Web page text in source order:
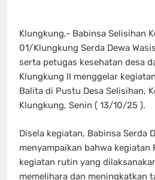
Klungkung,- Babinsa Selisihan
01/Klungkung Serda Dewa
serta petugas kesehatan desa
Klungkung II menggelar
Balita di Pustu Desa Selisihan,
Klungkung, Senin ( 13/10/25 ).
Disela kegiatan, Babinsa Serda
menyampaikan bahwa kegiatan
kegiatan rutin yang
memelihara dan meningkatkan